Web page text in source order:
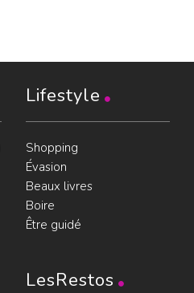
Lifestyle
Shopping
Évasion
Beaux livres
Boire
Être guidé
LesRestos